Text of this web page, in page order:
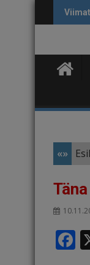
to
«»
F